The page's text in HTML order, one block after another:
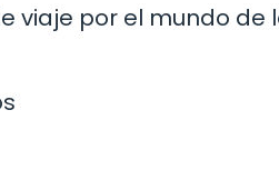
viaje por el mundo de